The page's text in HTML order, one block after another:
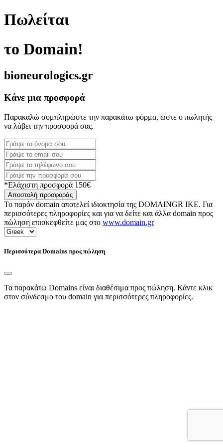
Πωλείται
το Domain!
bioneurologics.gr
Κάνε μια προσφορά
Παρακαλώ συμπληρώστε την παρακάτω φόρμα, ώστε ο πωλητής
να λάβει την προσφορά σας.
*Ελάχιστη προσφορά 150€
Αποστολή προσφοράς
Το παρόν domain αποτελεί ιδιοκτησία της DOMAINGR ΙΚΕ. Για
περισσότερες πληροφορίες και για να δείτε και άλλα domain προς
πώληση επισκεφθείτε μας στο www.domain.gr
Περισσότερα Domains προς πώληση
Τα παρακάτω Domains είναι διαθέσιμα προς πώληση. Κάντε κλικ
στον σύνδεσμο του domain για περισσότερες πληροφορίες.